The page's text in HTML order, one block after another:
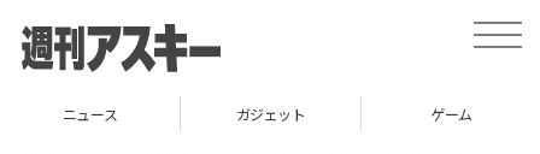
t
o
ニュース ガジェット ゲーム